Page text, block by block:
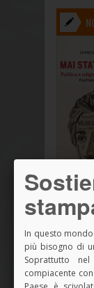
In questo
più bisogno di
Soprattutto
compiacente